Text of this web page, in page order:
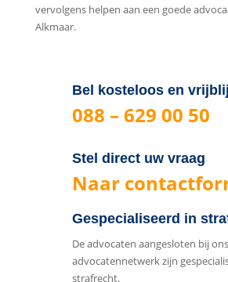
vervolgens helpen aan een goede
Alkmaar.
Bel kosteloos en
088 – 629 00 50
Stel direct uw vraag
Naar
Gespecialiseerd in
De advocaten aangesloten bij ons
advocatennetwerk zijn
strafrecht.